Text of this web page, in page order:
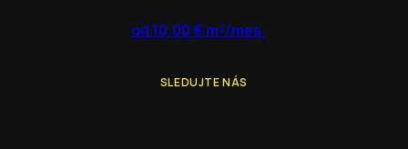
od 10,00 € m²/mes.
SLEDUJTE NÁS